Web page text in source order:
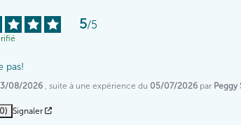
5/5
pas!
08/2026 , suite à une expérience du 05/07/2026 par Peggy
Signaler